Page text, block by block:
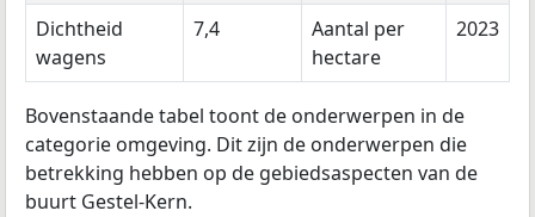
Dichtheid
wagens
7,4
Aantal per
hectare
2023
Bovenstaande tabel toont de onderwerpen in de
categorie omgeving. Dit zijn de onderwerpen die
betrekking hebben op de gebiedsaspecten van de
buurt Gestel-Kern.